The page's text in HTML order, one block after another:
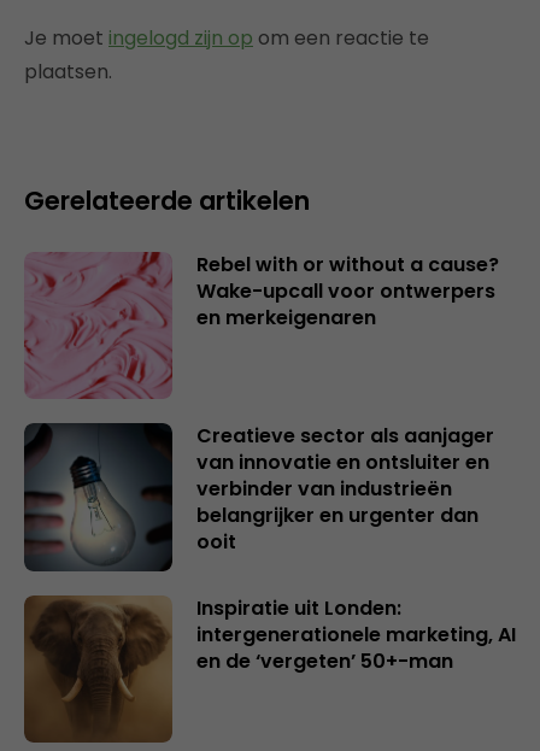
Je moet ingelogd zijn op om een reactie te
plaatsen.
Gerelateerde artikelen
Rebel with or without a cause?
Wake-upcall voor ontwerpers
en merkeigenaren
Creatieve sector als aanjager
van innovatie en ontsluiter en
verbinder van industrieën
belangrijker en urgenter dan
ooit
Inspiratie uit Londen:
intergenerationele marketing, AI
en de ‘vergeten’ 50+-man